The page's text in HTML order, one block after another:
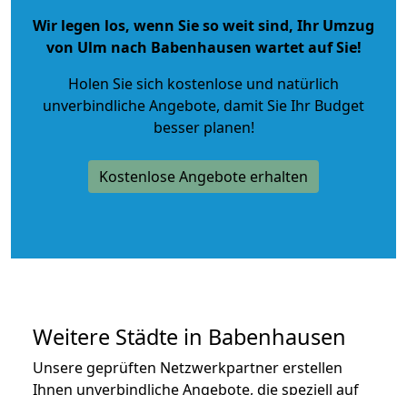
Wir legen los, wenn Sie so weit sind, Ihr Umzug
von Ulm nach Babenhausen wartet auf Sie!
Holen Sie sich kostenlose und natürlich
unverbindliche Angebote, damit Sie Ihr Budget
besser planen!
Kostenlose Angebote erhalten
Weitere Städte in Babenhausen
Unsere geprüften Netzwerkpartner erstellen
Ihnen unverbindliche Angebote, die speziell auf